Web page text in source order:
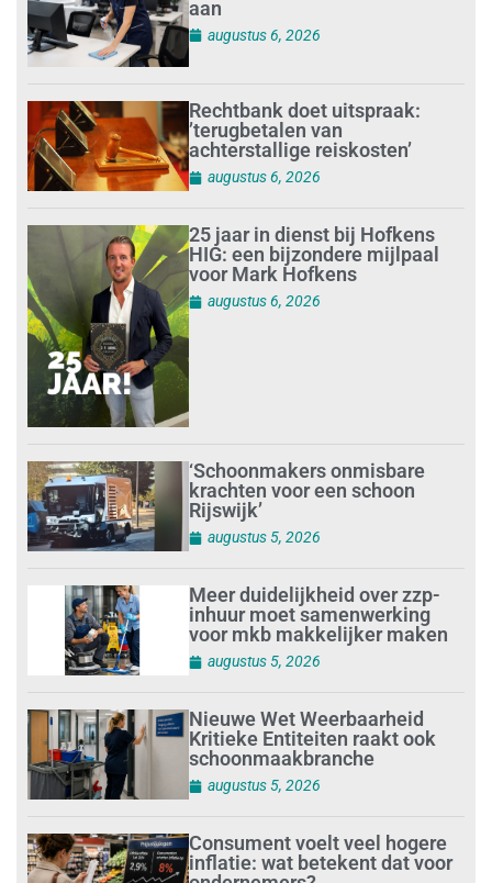
aan
augustus 6, 2026
Rechtbank doet uitspraak:
’terugbetalen van
achterstallige reiskosten’
augustus 6, 2026
25 jaar in dienst bij Hofkens
HIG: een bijzondere mijlpaal
voor Mark Hofkens
augustus 6, 2026
‘Schoonmakers onmisbare
krachten voor een schoon
Rijswijk’
augustus 5, 2026
Meer duidelijkheid over zzp-
inhuur moet samenwerking
voor mkb makkelijker maken
augustus 5, 2026
Nieuwe Wet Weerbaarheid
Kritieke Entiteiten raakt ook
schoonmaakbranche
augustus 5, 2026
Consument voelt veel hogere
inflatie: wat betekent dat voor